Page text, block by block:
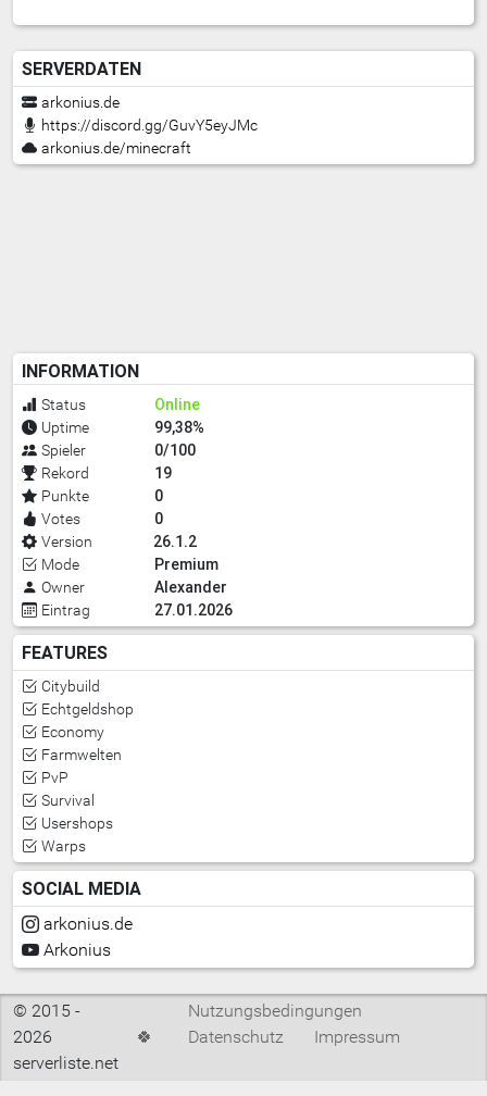
SERVERDATEN
arkonius.de
https://discord.gg/GuvY5eyJMc
arkonius.de/minecraft
INFORMATION
Status Online
Uptime 99,38%
Spieler 0/100
Rekord 19
Punkte 0
Votes 0
Version 26.1.2
Mode Premium
Owner Alexander
Eintrag 27.01.2026
FEATURES
Citybuild
Echtgeldshop
Economy
Farmwelten
PvP
Survival
Usershops
Warps
SOCIAL MEDIA
arkonius.de
Arkonius
© 2015 -
2026
serverliste.net
🍀
Nutzungsbedingungen
Datenschutz
Impressum